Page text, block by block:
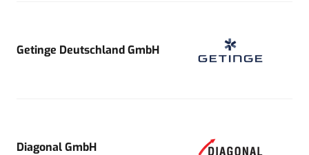
Getinge Deutschland GmbH
Diagonal GmbH